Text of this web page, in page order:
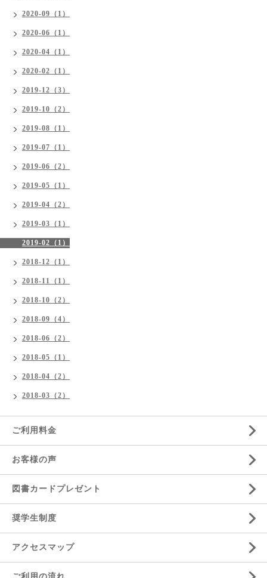
2020-09（1）
2020-06（1）
2020-04（1）
2020-02（1）
2019-12（3）
2019-10（2）
2019-08（1）
2019-07（1）
2019-06（2）
2019-05（1）
2019-04（2）
2019-03（1）
2019-02（1）
2018-12（1）
2018-11（1）
2018-10（2）
2018-09（4）
2018-06（2）
2018-05（1）
2018-04（2）
2018-03（2）
ご利用料金
お客様の声
図書カードプレゼント
奨学生制度
アクセスマップ